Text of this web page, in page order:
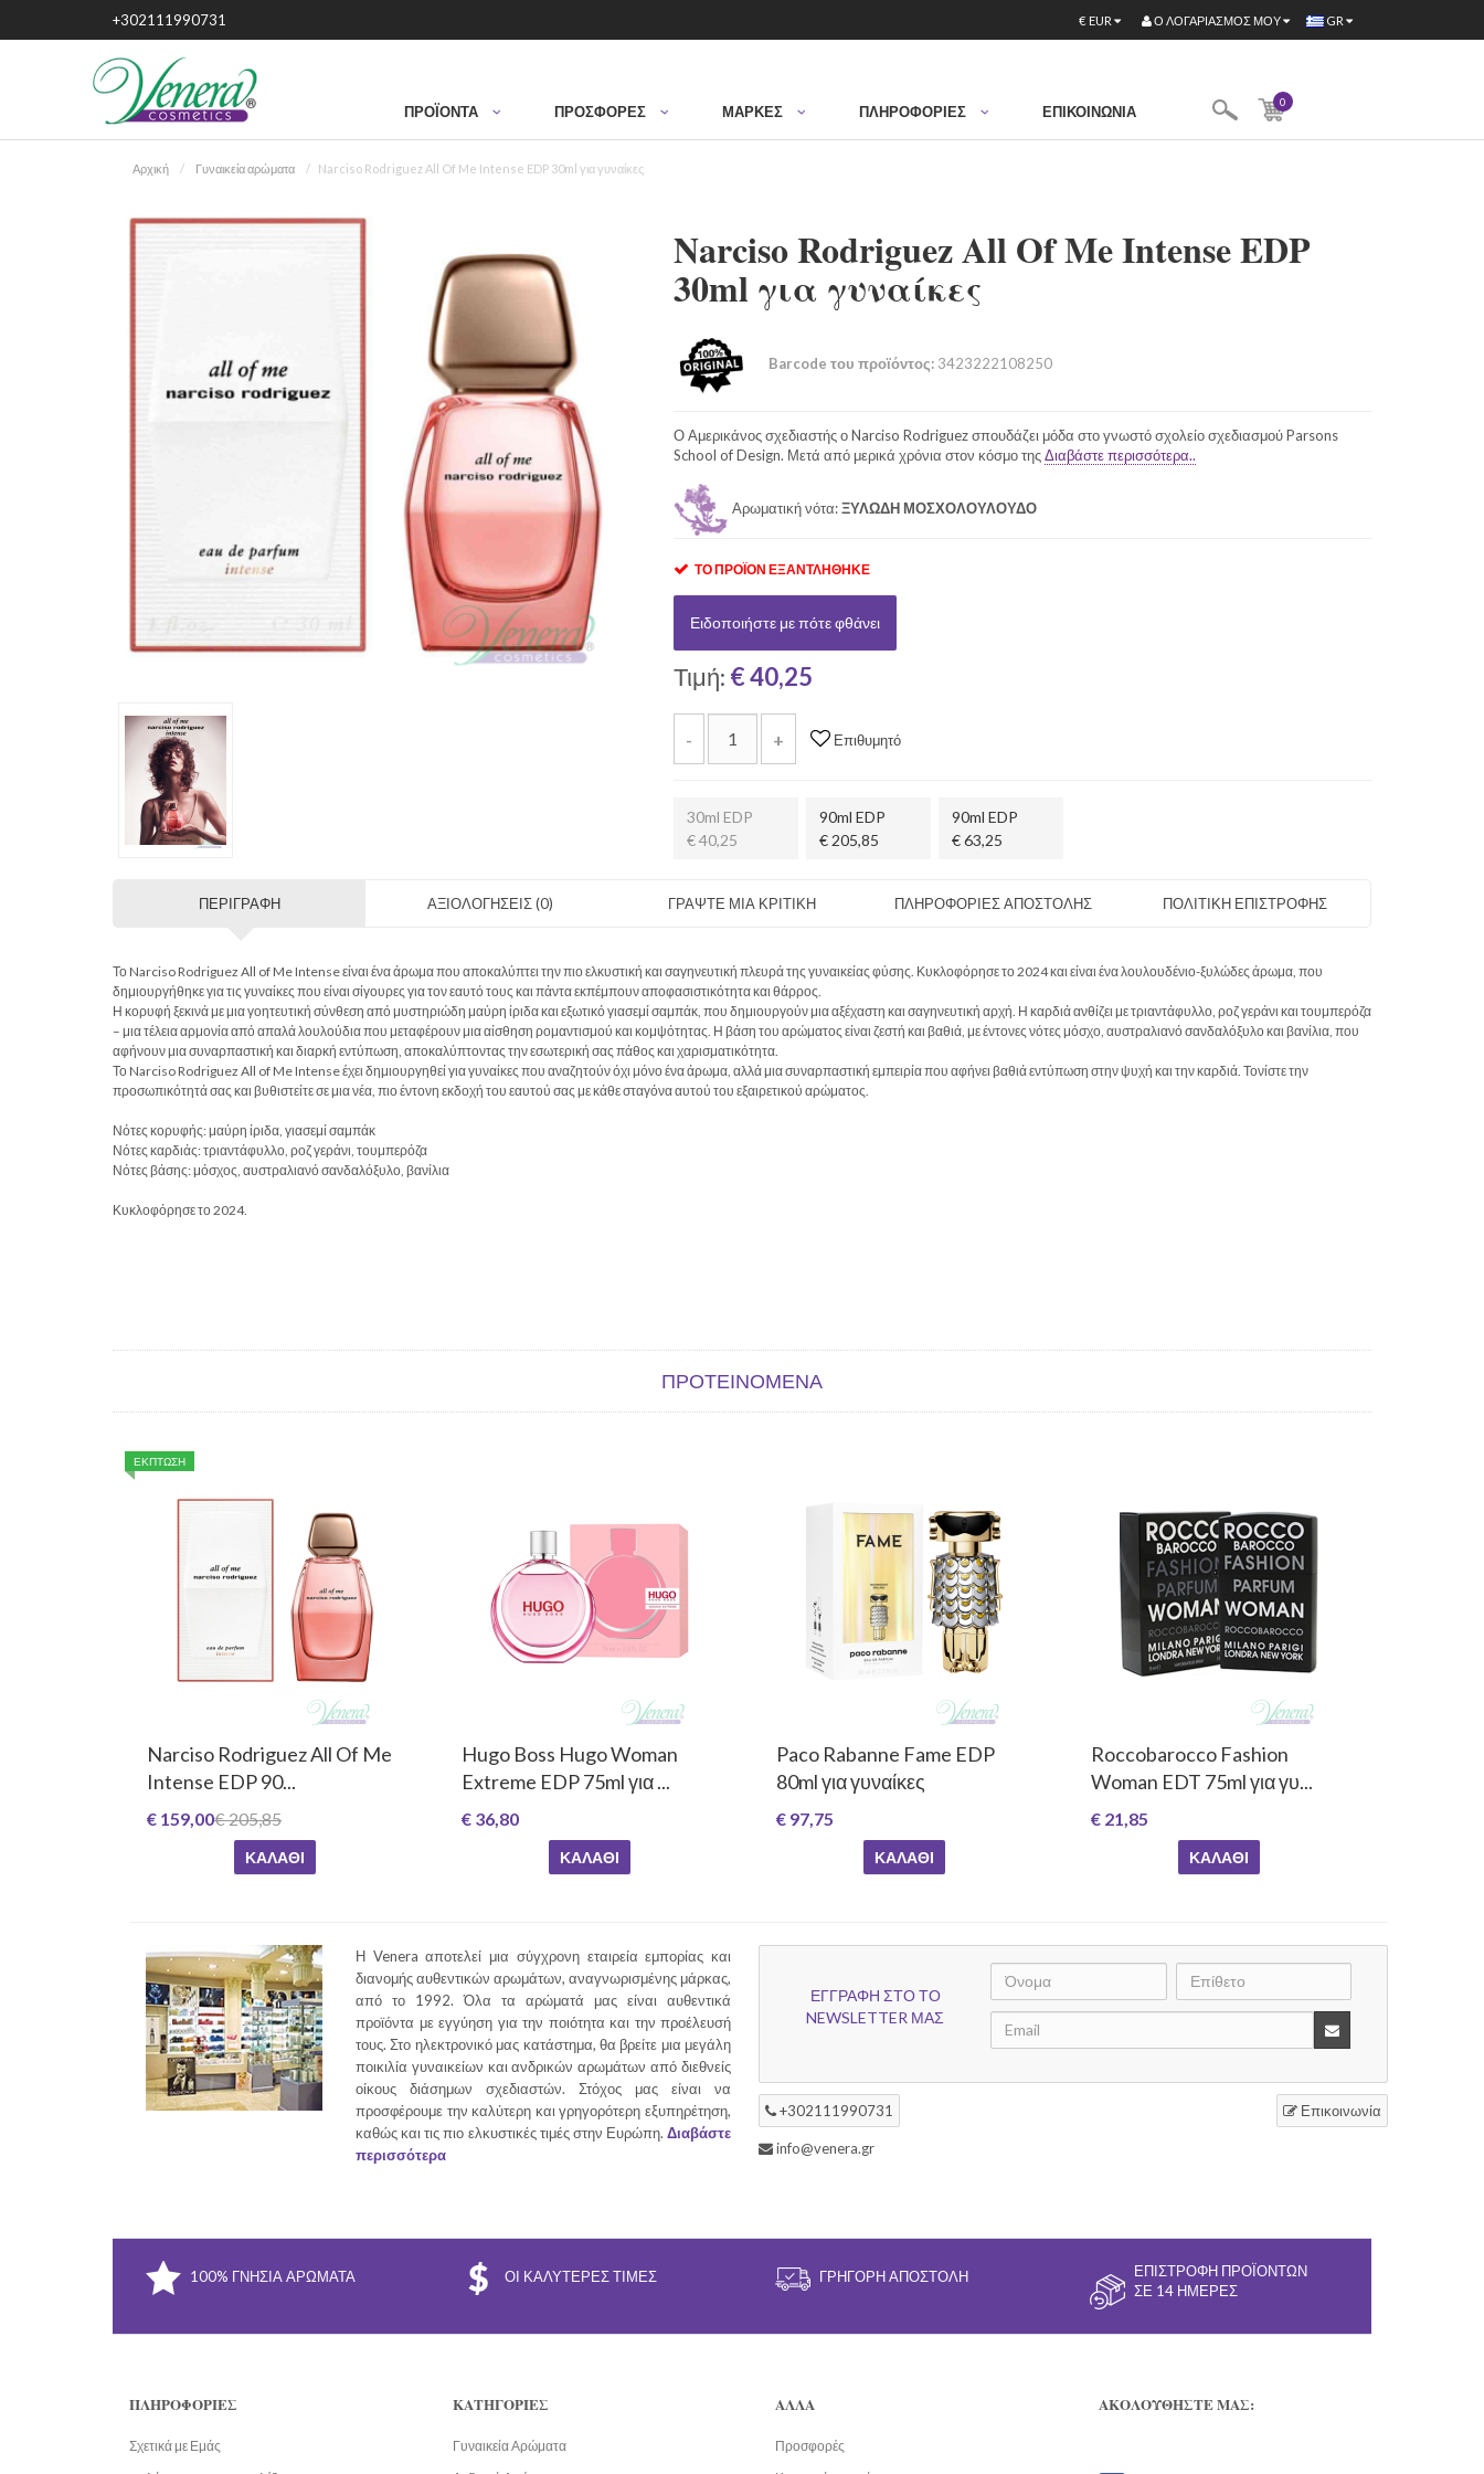
+302111990731 GR
€ EUR Ο ΛΟΓΑΡΙΑΣΜΌΣ ΜΟΥ
ΠΡΟΪΌΝΤΑ ΠΡΟΣΦΟΡΈΣ ΜΆΡΚΕΣ ΠΛΗΡΟΦΟΡΙΕΣ ΕΠΙΚΟΙΝΩΝΊΑ
0
Αρχική Γυναικεία αρώματα Narciso Rodriguez All Of Me Intense EDP 30ml για γυναίκες
Narciso Rodriguez All Of Me Intense EDP
30ml για γυναίκες
Barcode του προϊόντος:3423222108250
Ο Αμερικάνος σχεδιαστής ο Narciso Rodriguez σπουδάζει μόδα στο γνωστό σχολείο σχεδιασμού Parsons
School of Design. Μετά από μερικά χρόνια στον κόσμο τηςΔιαβάστε περισσότερα..
Αρωματική νότα:ΞΥΛΩΔΗ ΜΟΣΧΟΛΟΥΛΟΥΔΟ
ΤΟ ΠΡΟΪΌΝ ΕΞΑΝΤΛΉΘΗΚΕ
Ειδοποιήστε με πότε φθάνει
Τιμή: € 40,25
- + Επιθυμητό
30ml EDP
€ 40,25
90ml EDP
€ 205,85
90ml EDP
€ 63,25
ΠΕΡΙΓΡΑΦΉ ΑΞΙΟΛΟΓΉΣΕΙΣ (0) ΓΡΑΨΤΕ ΜΙΑ ΚΡΙΤΙΚΗ ΠΛΗΡΟΦΟΡΙΕΣ ΑΠΟΣΤΟΛΗΣ ΠΟΛΙΤΙΚΗ ΕΠΙΣΤΡΟΦΗΣ
Το Narciso Rodriguez All of Me Intense είναι ένα άρωμα που αποκαλύπτει την πιο ελκυστική και σαγηνευτική πλευρά της γυναικείας φύσης. Κυκλοφόρησε το 2024 και είναι ένα λουλουδένιο-ξυλώδες άρωμα, που
δημιουργήθηκε για τις γυναίκες που είναι σίγουρες για τον εαυτό τους και πάντα εκπέμπουν αποφασιστικότητα και θάρρος.
Η κορυφή ξεκινά με μια γοητευτική σύνθεση από μυστηριώδη μαύρη ίριδα και εξωτικό γιασεμί σαμπάκ, που δημιουργούν μια αξέχαστη και σαγηνευτική αρχή. Η καρδιά ανθίζει με τριαντάφυλλο, ροζ γεράνι και τουμπερόζα
– μια τέλεια αρμονία από απαλά λουλούδια που μεταφέρουν μια αίσθηση ρομαντισμού και κομψότητας. Η βάση του αρώματος είναι ζεστή και βαθιά, με έντονες νότες μόσχο, αυστραλιανό σανδαλόξυλο και βανίλια, που
αφήνουν μια συναρπαστική και διαρκή εντύπωση, αποκαλύπτοντας την εσωτερική σας πάθος και χαρισματικότητα.
Το Narciso Rodriguez All of Me Intense έχει δημιουργηθεί για γυναίκες που αναζητούν όχι μόνο ένα άρωμα, αλλά μια συναρπαστική εμπειρία που αφήνει βαθιά εντύπωση στην ψυχή και την καρδιά. Τονίστε την
προσωπικότητά σας και βυθιστείτε σε μια νέα, πιο έντονη εκδοχή του εαυτού σας με κάθε σταγόνα αυτού του εξαιρετικού αρώματος.
Νότες κορυφής: μαύρη ίριδα, γιασεμί σαμπάκ
Νότες καρδιάς: τριαντάφυλλο, ροζ γεράνι, τουμπερόζα
Νότες βάσης: μόσχος, αυστραλιανό σανδαλόξυλο, βανίλια
Κυκλοφόρησε το 2024.
ΠΡΟΤΕΙΝΌΜΕΝΑ
ΕΚΠΤΩΣΗ
Narciso Rodriguez All Of Me
Intense EDP 90...
€ 205,85
€ 159,00
ΚΑΛΆΘΙ
Hugo Boss Hugo Woman
Extreme EDP 75ml για ...
€ 36,80
ΚΑΛΆΘΙ
Paco Rabanne Fame EDP
80ml για γυναίκες
€ 97,75
ΚΑΛΆΘΙ
Roccobarocco Fashion
Woman EDT 75ml για γυ...
€ 21,85
ΚΑΛΆΘΙ
Η Venera αποτελεί μια σύγχρονη εταιρεία εμπορίας και
διανομής αυθεντικών αρωμάτων, αναγνωρισμένης μάρκας,
από το 1992. Όλα τα αρώματά μας είναι αυθεντικά
προϊόντα με εγγύηση για την ποιότητα και την προέλευσή
τους. Στο ηλεκτρονικό μας κατάστημα, θα βρείτε μια μεγάλη
ποικιλία γυναικείων και ανδρικών αρωμάτων από διεθνείς
οίκους διάσημων σχεδιαστών. Στόχος μας είναι να
προσφέρουμε την καλύτερη και γρηγορότερη εξυπηρέτηση,
καθώς και τις πιο ελκυστικές τιμές στην Ευρώπη. Διαβάστε
περισσότερα
ΕΓΓΡΑΦΗ ΣΤΟ ΤΟ
NEWSLETTER ΜΑΣ
+302111990731 Επικοινωνία
info@venera.gr
100% ΓΝΉΣΙΑ ΑΡΏΜΑΤΑ ΟΙ ΚΑΛΎΤΕΡΕΣ ΤΙΜΈΣ ΓΡΉΓΟΡΗ ΑΠΟΣΤΟΛΉ
ΕΠΙΣΤΡΟΦΉ ΠΡΟΪΌΝΤΩΝ
ΣΕ 14 ΗΜΈΡΕΣ
ΠΛΗΡΟΦΟΡΊΕΣ
Σχετικά με Εμάς
ΚΑΤΗΓΟΡΙΕΣ
Γυναικεία Αρώματα
ΑΛΛΑ
Προσφορές
ΑΚΟΛΟΥΘΗΣΤΕ ΜΑΣ: